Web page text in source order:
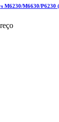
M6230/M6630/